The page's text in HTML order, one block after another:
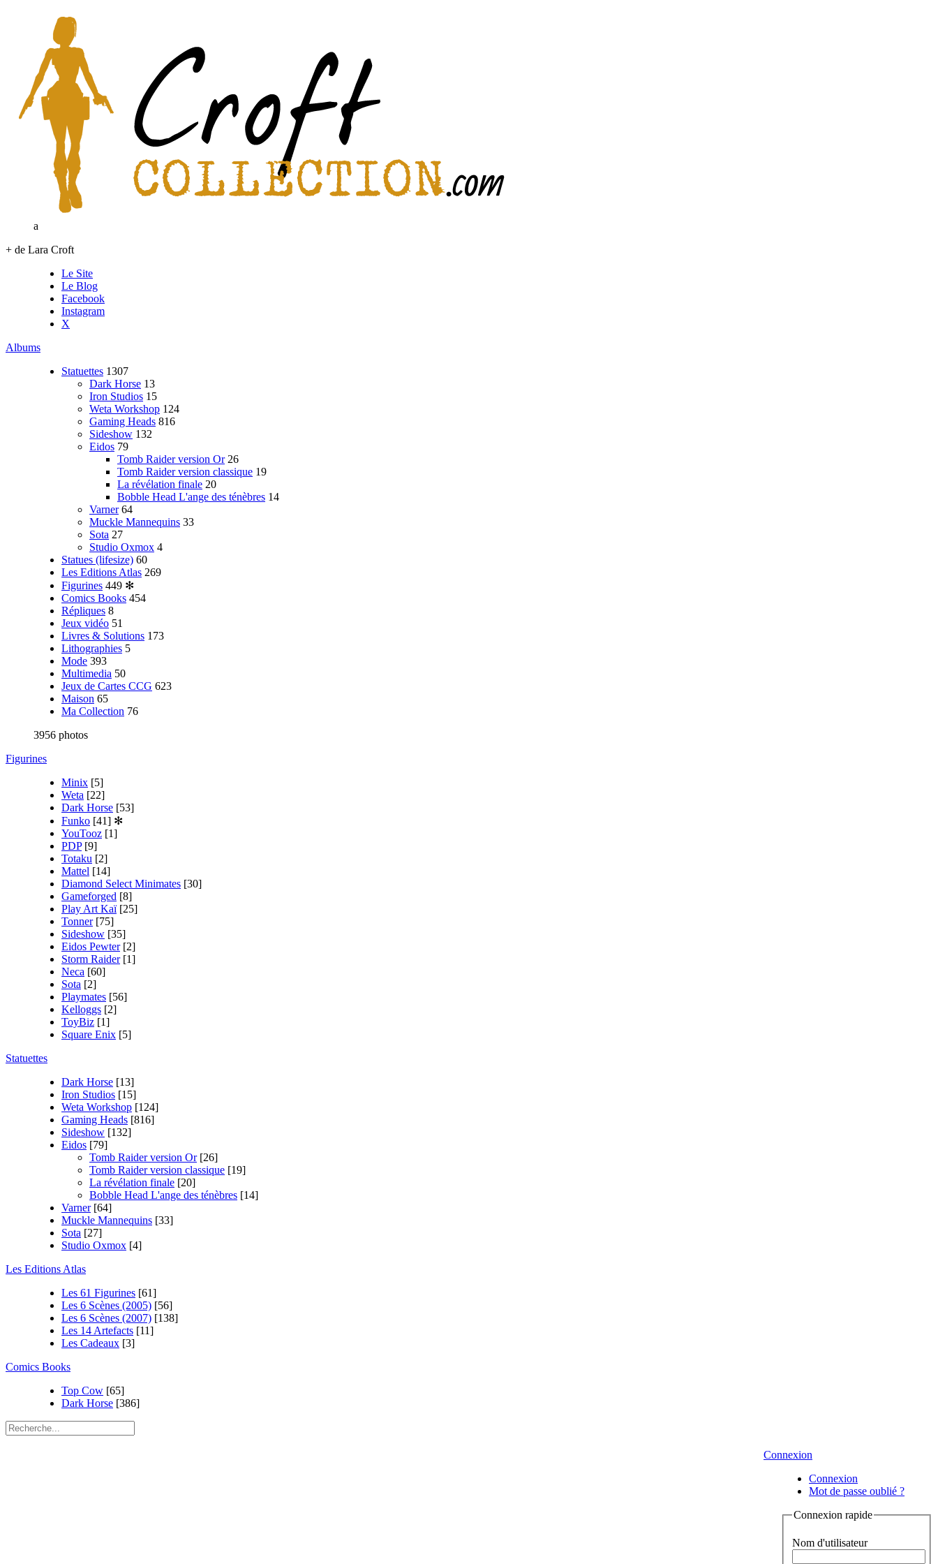
a
+ de Lara Croft
Le Site
Le Blog
Facebook
Instagram
X
Albums
Statuettes 1307
Dark Horse 13
Iron Studios 15
Weta Workshop 124
Gaming Heads 816
Sideshow 132
Eidos 79
Tomb Raider version Or 26
Tomb Raider version classique 19
La révélation finale 20
Bobble Head L'ange des ténèbres 14
Varner 64
Muckle Mannequins 33
Sota 27
Studio Oxmox 4
Statues (lifesize) 60
Les Editions Atlas 269
Figurines 449 ✻
Comics Books 454
Répliques 8
Jeux vidéo 51
Livres & Solutions 173
Lithographies 5
Mode 393
Multimedia 50
Jeux de Cartes CCG 623
Maison 65
Ma Collection 76
3956 photos
Figurines
Minix [5]
Weta [22]
Dark Horse [53]
Funko [41] ✻
YouTooz [1]
PDP [9]
Totaku [2]
Mattel [14]
Diamond Select Minimates [30]
Gameforged [8]
Play Art Kaï [25]
Tonner [75]
Sideshow [35]
Eidos Pewter [2]
Storm Raider [1]
Neca [60]
Sota [2]
Playmates [56]
Kelloggs [2]
ToyBiz [1]
Square Enix [5]
Statuettes
Dark Horse [13]
Iron Studios [15]
Weta Workshop [124]
Gaming Heads [816]
Sideshow [132]
Eidos [79]
Tomb Raider version Or [26]
Tomb Raider version classique [19]
La révélation finale [20]
Bobble Head L'ange des ténèbres [14]
Varner [64]
Muckle Mannequins [33]
Sota [27]
Studio Oxmox [4]
Les Editions Atlas
Les 61 Figurines [61]
Les 6 Scènes (2005) [56]
Les 6 Scènes (2007) [138]
Les 14 Artefacts [11]
Les Cadeaux [3]
Comics Books
Top Cow [65]
Dark Horse [386]
Connexion
Connexion
Mot de passe oublié ?
Connexion rapide
Nom d'utilisateur